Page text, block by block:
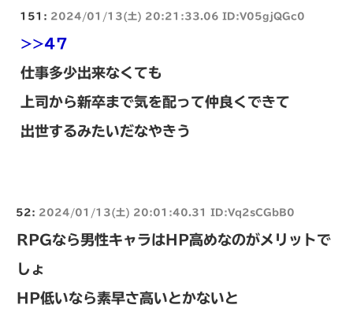
151: 2024/01/13(土) 20:21:33.06 ID:V05gjQGc0
>>47
仕事多少出来なくても
上司から新卒まで気を配って仲良くできて
出世するみたいだなやきう
52: 2024/01/13(土) 20:01:40.31 ID:Vq2sCGbB0
RPGなら男性キャラはHP高めなのがメリットで
しょ
HP低いなら素早さ高いとかないと